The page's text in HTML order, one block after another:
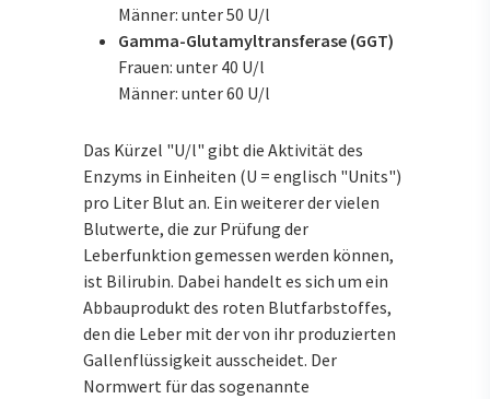
Männer: unter 50 U/l
Gamma-Glutamyltransferase (GGT)
Frauen: unter 40 U/l
Männer: unter 60 U/l
Das Kürzel "U/l" gibt die Aktivität des
Enzyms in Einheiten (U = englisch "Units")
pro Liter Blut an. Ein weiterer der vielen
Blutwerte, die zur Prüfung der
Leberfunktion gemessen werden können,
ist Bilirubin. Dabei handelt es sich um ein
Abbauprodukt des roten Blutfarbstoffes,
den die Leber mit der von ihr produzierten
Gallenflüssigkeit ausscheidet. Der
Normwert für das sogenannte